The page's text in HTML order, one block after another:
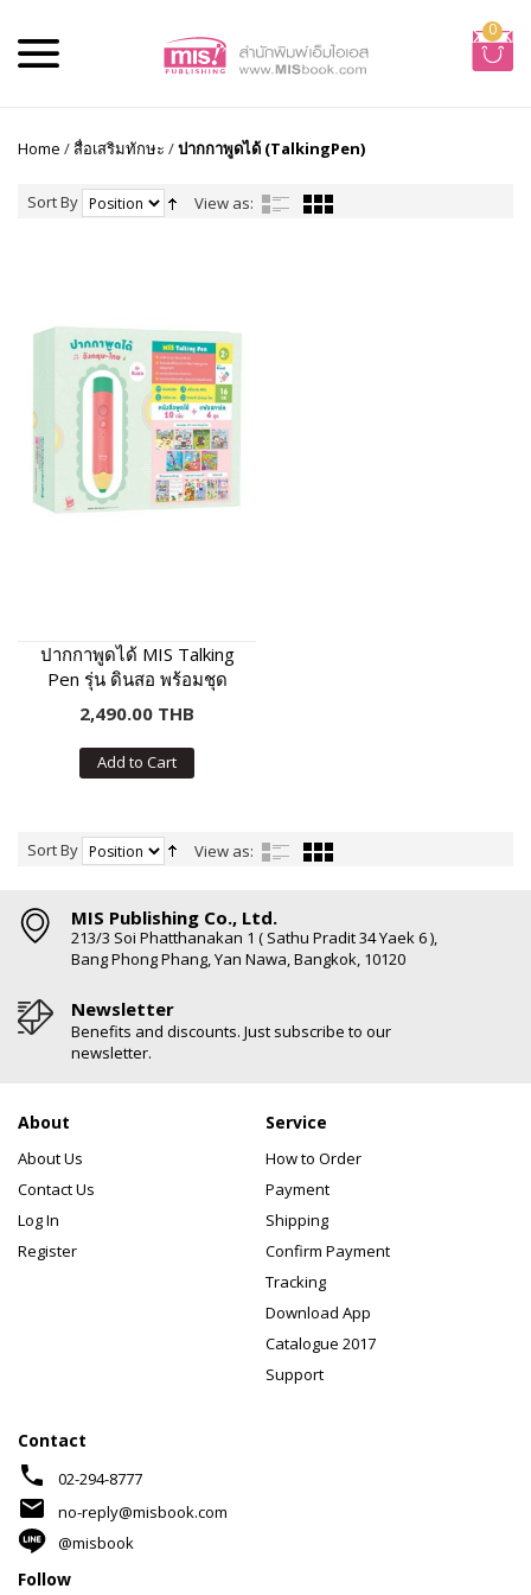
0
Home /สื่อเสริมทักษะ /ปากกาพูดได้ (TalkingPen)
Sort By View as:
ปากกาพูดได้ MIS Talking
Pen รุ่น ดินสอ พร้อมชุด
หนังสือเสริมภาษา พัฒนา IQ
2,490.00 THB
Add to Cart
Sort By View as:
MIS Publishing Co., Ltd.
213/3 Soi Phatthanakan 1 ( Sathu Pradit 34 Yaek 6 ),
Bang Phong Phang, Yan Nawa, Bangkok, 10120
Newsletter
Benefits and discounts. Just subscribe to our
newsletter.
About
About Us
Contact Us
Log In
Register
Service
How to Order
Payment
Shipping
Confirm Payment
Tracking
Download App
Catalogue 2017
Support
Contact
phone 02-294-8777
mail
no-reply@misbook.com
@misbook
Follow